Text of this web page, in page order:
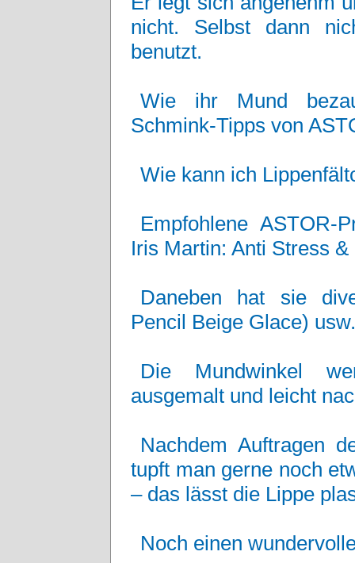
nicht. Selbst dann
benutzt.
Wie ihr Mund
Schmink-Tipps von
Wie kann ich
Empfohlene ASTOR-
Iris Martin: Anti Stress
Daneben hat sie
Pencil Beige Glace) usw.
Die Mundwinkel
ausgemalt und leicht
Nachdem Auftragen
tupft man gerne noch
– das lässt die Lippe
Noch einen